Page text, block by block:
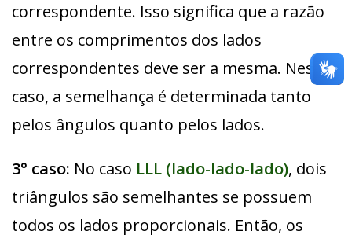
correspondente. Isso significa que a razão
entre os comprimentos dos lados
correspondentes deve ser a mesma. Nesse
caso, a semelhança é determinada tanto
pelos ângulos quanto pelos lados.
3° caso: No caso LLL (lado-lado-lado), dois
triângulos são semelhantes se possuem
todos os lados proporcionais. Então, os